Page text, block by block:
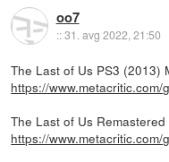
oo7
::31. avg 2022, 21:50
The Last of Us PS3 (2013)
https://www.metacritic.com/
The Last of Us
https://www.metacritic.com/